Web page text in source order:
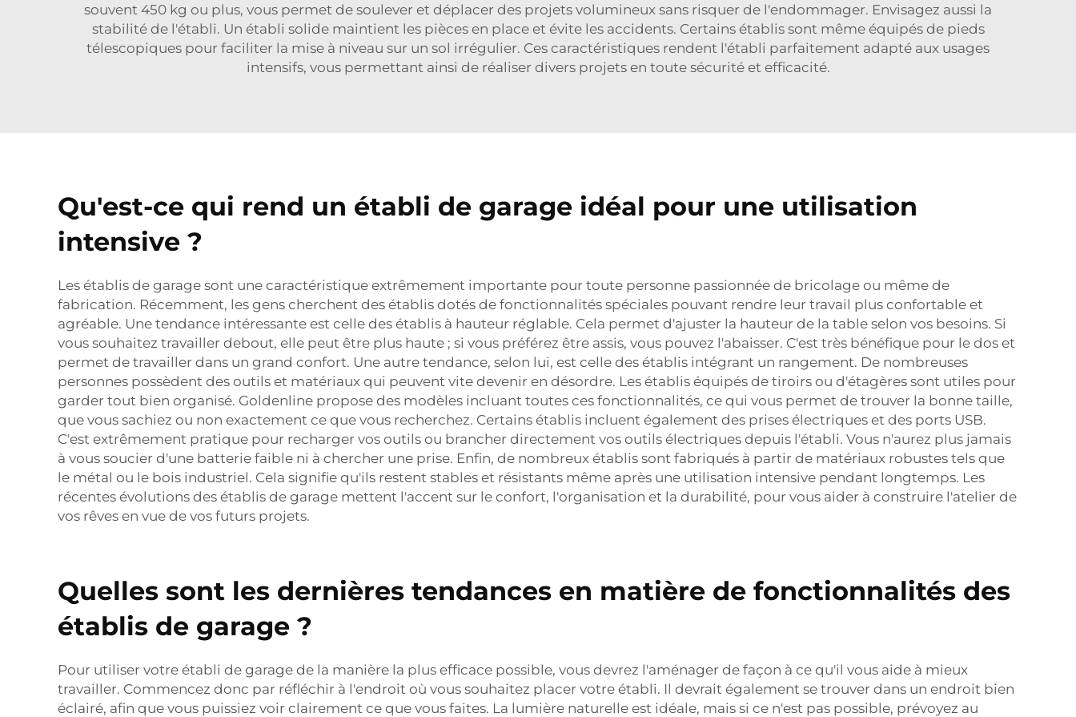
souvent 450 kg ou plus, vous permet de soulever et déplacer des projets volumineux sans risquer de l'endommager. Envisagez aussi la
stabilité de l'établi. Un établi solide maintient les pièces en place et évite les accidents. Certains établis sont même équipés de pieds
télescopiques pour faciliter la mise à niveau sur un sol irrégulier. Ces caractéristiques rendent l'établi parfaitement adapté aux usages
intensifs, vous permettant ainsi de réaliser divers projets en toute sécurité et efficacité.
Qu'est-ce qui rend un établi de garage idéal pour une utilisation
intensive ?
Les établis de garage sont une caractéristique extrêmement importante pour toute personne passionnée de bricolage ou même de
fabrication. Récemment, les gens cherchent des établis dotés de fonctionnalités spéciales pouvant rendre leur travail plus confortable et
agréable. Une tendance intéressante est celle des établis à hauteur réglable. Cela permet d'ajuster la hauteur de la table selon vos besoins. Si
vous souhaitez travailler debout, elle peut être plus haute ; si vous préférez être assis, vous pouvez l'abaisser. C'est très bénéfique pour le dos et
permet de travailler dans un grand confort. Une autre tendance, selon lui, est celle des établis intégrant un rangement. De nombreuses
personnes possèdent des outils et matériaux qui peuvent vite devenir en désordre. Les établis équipés de tiroirs ou d'étagères sont utiles pour
garder tout bien organisé. Goldenline propose des modèles incluant toutes ces fonctionnalités, ce qui vous permet de trouver la bonne taille,
que vous sachiez ou non exactement ce que vous recherchez. Certains établis incluent également des prises électriques et des ports USB.
C'est extrêmement pratique pour recharger vos outils ou brancher directement vos outils électriques depuis l'établi. Vous n'aurez plus jamais
à vous soucier d'une batterie faible ni à chercher une prise. Enfin, de nombreux établis sont fabriqués à partir de matériaux robustes tels que
le métal ou le bois industriel. Cela signifie qu'ils restent stables et résistants même après une utilisation intensive pendant longtemps. Les
récentes évolutions des établis de garage mettent l'accent sur le confort, l'organisation et la durabilité, pour vous aider à construire l'atelier de
vos rêves en vue de vos futurs projets.
Quelles sont les dernières tendances en matière de fonctionnalités des
établis de garage ?
Pour utiliser votre établi de garage de la manière la plus efficace possible, vous devrez l'aménager de façon à ce qu'il vous aide à mieux
travailler. Commencez donc par réfléchir à l'endroit où vous souhaitez placer votre établi. Il devrait également se trouver dans un endroit bien
éclairé, afin que vous puissiez voir clairement ce que vous faites. La lumière naturelle est idéale, mais si ce n'est pas possible, prévoyez au